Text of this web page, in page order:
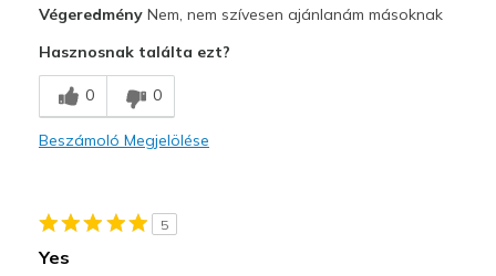
Sizing
Feels true to size
View On Shoes
Shoes are for Wearing
VégeredményNem, nem szívesen ajánlanám másoknak
Hasznosnak találta ezt?
0 0
Beszámoló Megjelölése
5
Yes